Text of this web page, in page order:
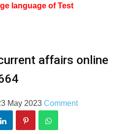
language of Test
affairs online
May 2023 Comment